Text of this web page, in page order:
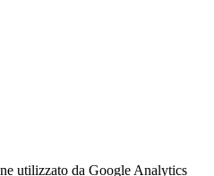
utilizzato da Google Analytics